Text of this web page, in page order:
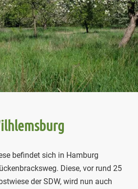
befindet sich in Hamburg
Diese, vor rund 25
der SDW, wird nun auch